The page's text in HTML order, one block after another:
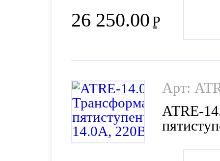
26 250.00Р
Арт:
ATRE-